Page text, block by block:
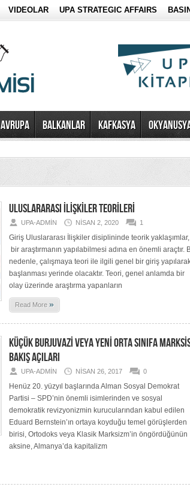
VIDEOLAR UPA STRATEGIC AFFAIRS
AVRUPA BALKANLAR KAFKASYA
ULUSLARARASI İLİŞKİLER TEORİLERİ
UPA-ADMIN NISAN 2, 2020 1
Giriş Uluslararası İlişkiler disiplininde teorik yaklaşımlar,
bir araştırmanın yapılabilmesi adına en önemli araçtır.
nedenle, çalışmaya teori ile ilgili genel bir giriş
başlanması yerinde olacaktır. Teori, genel anlamda bir
olay üzerinde araştırma yapanların
Read More »
KÜÇÜK BURJUVAZİ VEYA YENİ ORTA SINIFA
BAKIŞ AÇILARI
UPA-ADMIN NISAN 26, 2017 0
Henüz 20. yüzyıl başlarında Alman Sosyal Demokrat
Partisi – SPD’nin önemli isimlerinden ve sosyal
demokratik revizyonizmin kurucularından kabul edilen
Eduard Bernstein’ın ortaya koyduğu temel görüşlerden
birisi, Ortodoks veya Klasik Marksizm’in öngördüğünün
aksine, Almanya’da kapitalizm